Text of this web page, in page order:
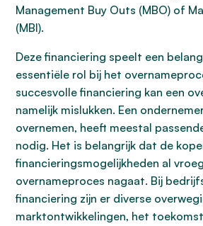
Management Buy Outs (MBO) of
(MBI).
Deze financiering speelt een
essentiële rol bij het
succesvolle financiering kan een
namelijk mislukken. Een
overnemen, heeft meestal
nodig. Het is belangrijk dat de
financieringsmogelijkheden al
overnameproces nagaat. Bij
financiering zijn er diverse
marktontwikkelingen, het